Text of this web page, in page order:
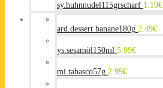
sy.huhnnudel115grscharf 1.19€
ard.dessert banane180g 2.49€
ys.sesamöl150ml 5.99€
mi.tabasco57g 2.99€